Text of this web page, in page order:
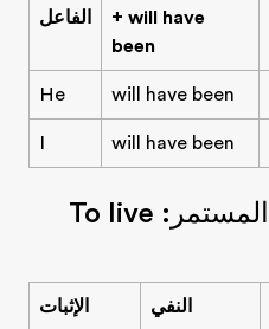
الفاعل
+ will have
been
He will have been
I will have been
زمن المستقبل التام المستمر: To live
الإثبات النفي